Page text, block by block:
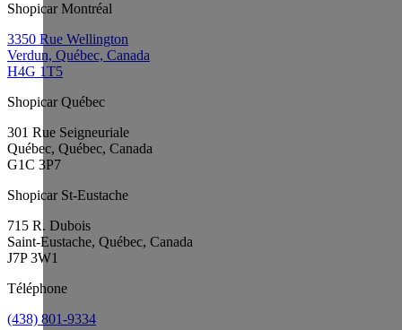
Shopicar Montréal
3350 Rue Wellington
Verdun, Québec, Canada
H4G 1T5
Shopicar Québec
301 Rue Seigneuriale
Québec, Québec, Canada
G1C 3P7
Shopicar St-Eustache
715 R. Dubois
Saint-Eustache, Québec, Canada
J7P 3W1
Téléphone
(438) 801-9334